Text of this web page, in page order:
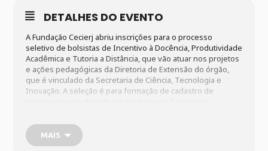
DETALHES DO EVENTO
A Fundação Cecierj abriu inscrições para o processo
seletivo de bolsistas de Incentivo à Docência, Produtividade
Acadêmica e Tutoria a Distância, que vão atuar nos projetos
e ações pedagógicas da Diretoria de Extensão do órgão,
que é vinculado da Secretaria de Ciência, Tecnologia e
Inovação. A seleção é para formação de cadastro de
dia 22 de fevereiro de 2026, exclusivamente pela internet,
no formulário disponível na
MAIS